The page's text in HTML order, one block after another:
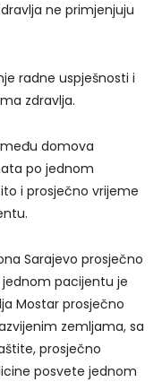
ne primjenjuju
radne uspješnosti i
zdravlja.
domova
po jednom
i prosječno vrijeme
Sarajevo prosječno
pacijentu je
Mostar prosječno
zemljama, sa
prosječno
posvete jednom